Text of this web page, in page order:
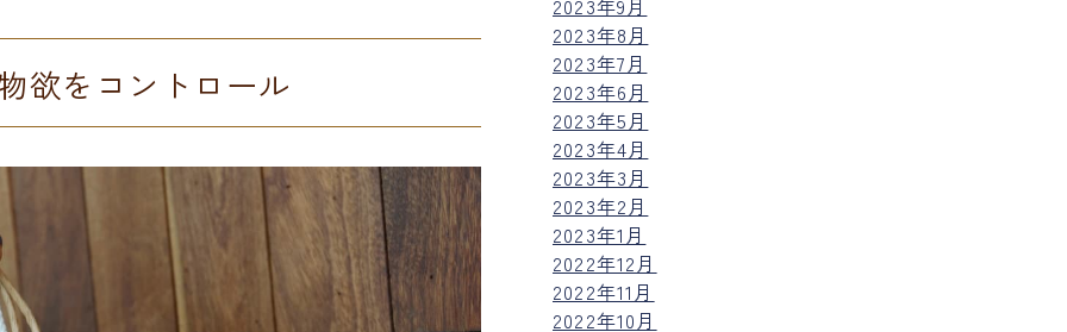
欲をコントロール
2023年9月
2023年8月
2023年7月
2023年6月
2023年5月
2023年4月
2023年3月
2023年2月
2023年1月
2022年12月
2022年11月
2022年10月